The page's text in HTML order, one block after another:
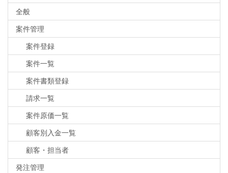
全般
案件管理
案件登録
案件一覧
案件書類登録
請求一覧
案件原価一覧
顧客別入金一覧
顧客・担当者
発注管理